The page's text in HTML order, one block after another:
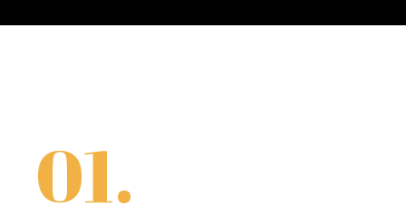
01.